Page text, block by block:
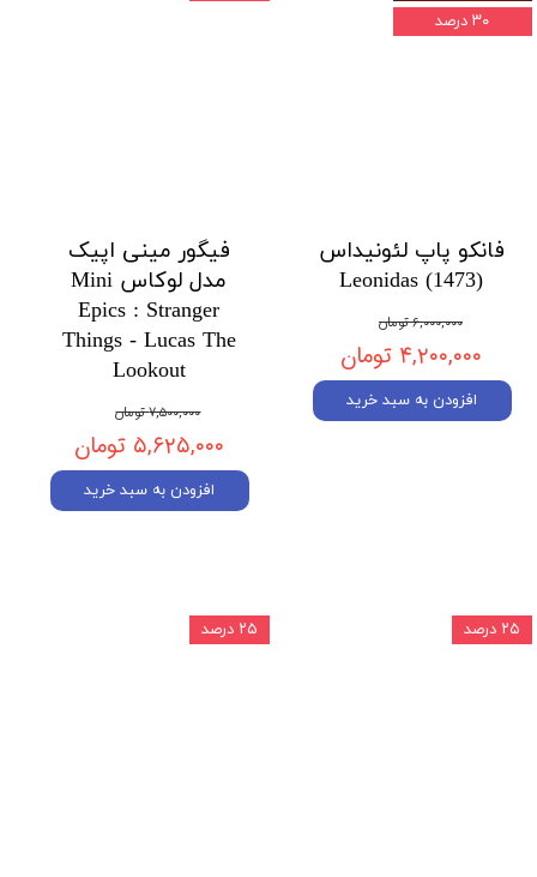
فانکو پاپ لئونیداس
Leonidas (1473)
۶,۰۰۰,۰۰۰ تومان
۴,۲۰۰,۰۰۰ تومان
افزودن به سبد خرید
۳۰ درصد
فیگور مینی اپیک
مدل لوکاس Mini
Epics : Stranger
Things - Lucas The
Lookout
۷,۵۰۰,۰۰۰ تومان
۵,۶۲۵,۰۰۰ تومان
افزودن به سبد خرید
۲۵ درصد ۲۵ درصد